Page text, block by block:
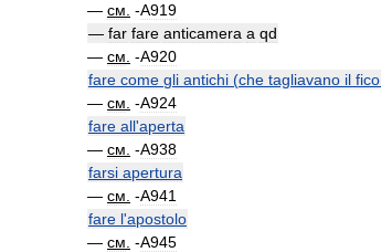
— см -A919
— far fare anticamera a qd
— см -A920
fare come gli antichi (che tagliavano il fico
— см -A924
fare all'aperta
— см -A938
farsi apertura
— см -A941
fare l'apostolo
— см -A945